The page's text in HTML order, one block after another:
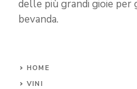
delle più grandi gioie per
bevanda.
HOME
VINI